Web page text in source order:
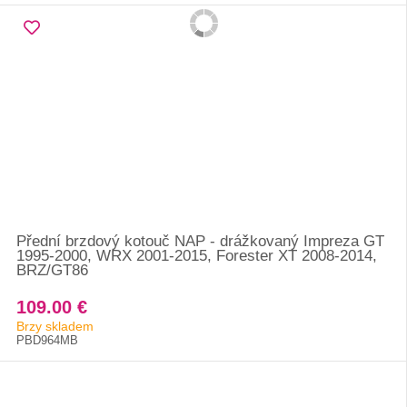
Přední brzdový kotouč NAP - drážkovaný Impreza GT
1995-2000, WRX 2001-2015, Forester XT 2008-2014,
BRZ/GT86
109.00 €
Brzy skladem
PBD964MB